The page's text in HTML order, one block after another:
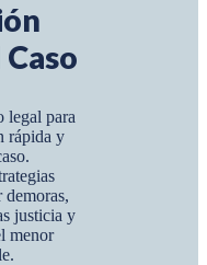
legal para
rápida y
demoras,
justicia y
menor